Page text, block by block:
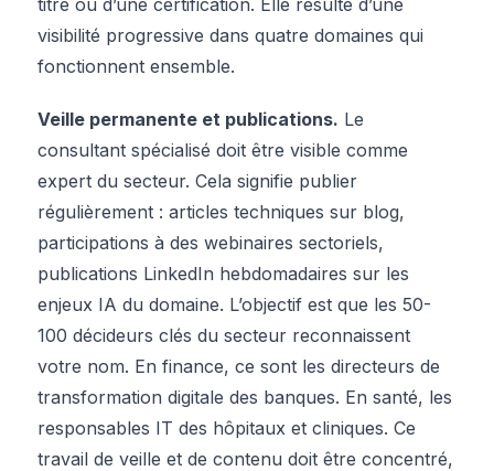
visibilité progressive dans quatre domaines qui
fonctionnent ensemble.
Veille permanente et publications. Le
consultant spécialisé doit être visible comme
expert du secteur. Cela signifie publier
régulièrement : articles techniques sur blog,
participations à des webinaires sectoriels,
publications LinkedIn hebdomadaires sur les
enjeux IA du domaine. L’objectif est que les 50-
100 décideurs clés du secteur reconnaissent
votre nom. En finance, ce sont les directeurs de
transformation digitale des banques. En santé, les
responsables IT des hôpitaux et cliniques. Ce
travail de veille et de contenu doit être concentré,